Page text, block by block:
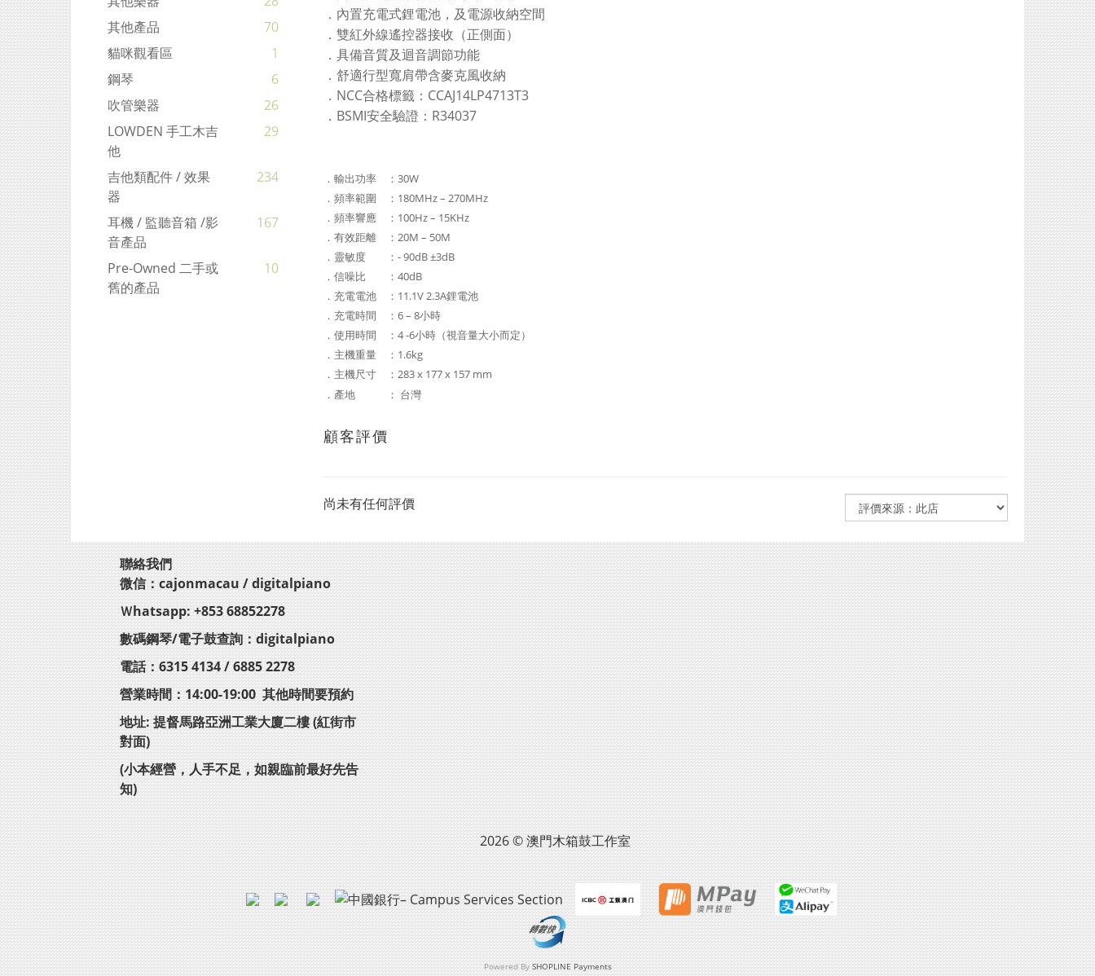
其他產品
70
貓咪觀看區
1
鋼琴
6
吹管樂器
26
LOWDEN 手工木吉
他
29
吉他類配件 / 效果
器
234
耳機 / 監聽音箱 /影
音產品
167
Pre-Owned 二手或
舊的產品
10
．內置充電式鋰電池，及電源收納空間
．雙紅外線遙控器接收（正側面）
．具備音質及迴音調節功能
．舒適行型寬肩帶含麥克風收納
．NCC合格標籤：CCAJ14LP4713T3
．BSMI安全驗證：R34037
．輸出功率 ：30W
．頻率範圍 ：180MHz – 270MHz
．頻率響應 ：100Hz – 15KHz
．有效距離 ：20M – 50M
．靈敏度 ：- 90dB ±3dB
．信噪比 ：40dB
．充電電池 ：11.1V 2.3A鋰電池
．充電時間 ：6 – 8小時
．使用時間 ：4 -6小時（視音量大小而定）
．主機重量 ：1.6kg
．主機尺寸 ：283 x 177 x 157 mm
．產地 ： 台灣
顧客評價
尚未有任何評價
聯絡我們
微信：cajonmacau / digitalpiano
Ｗhatsapp: +853 68852278
數碼鋼琴/電子鼓查詢：digitalpiano
電話：6315 4134 / 6885 2278
營業時間：14:00-19:00 其他時間要預約
地址: 提督馬路亞洲工業大廈二樓 (紅街市
對面)
(小本經營，人手不足，如親臨前最好先告
知)
2026 © 澳門木箱鼓工作室
Powered By SHOPLINE Payments